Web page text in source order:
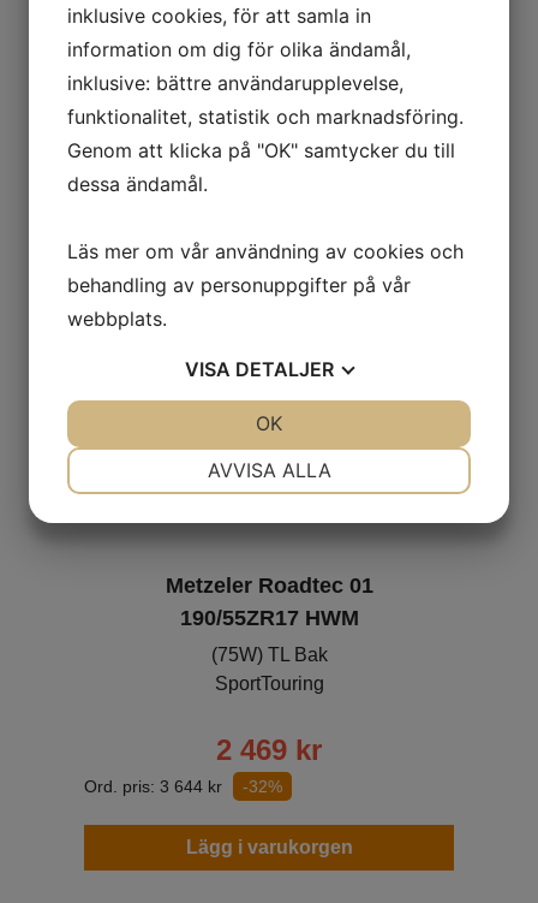
(73W) TL Bak
SportTouring
2 549kr
Ord. pris:3 759kr -32%
Metzeler Roadtec 01
190/55ZR17 HWM
(75W) TL Bak
SportTouring
2 469 kr
Ord. pris: 3 644 kr -32%
Lägg i varukorgen
inklusive cookies, för att samla in
information om dig för olika ändamål,
inklusive: bättre användarupplevelse,
funktionalitet, statistik och marknadsföring.
Genom att klicka på "OK" samtycker du till
dessa ändamål.
Läs mer om vår användning av cookies och
behandling av personuppgifter på vår
webbplats.
VISA DETALJER
AVVISA ALLA
OK